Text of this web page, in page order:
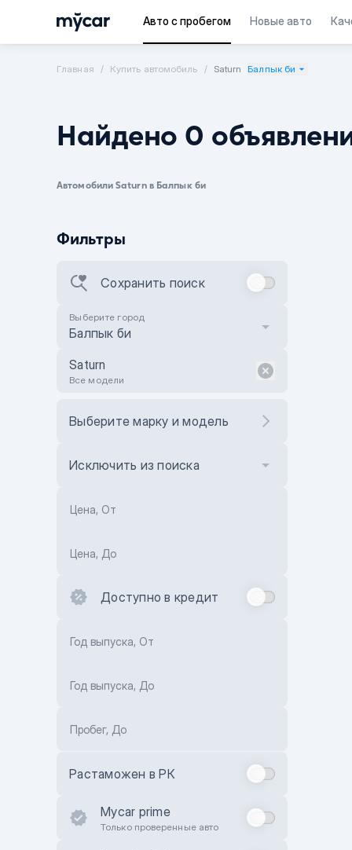
Авто с пробегом Новые авто
Главная Купить автомобиль Saturn Балпык би
Найдено 0
Автомобили Saturn в Балпык би
Фильтры
Сохранить поиск
Выберите город
Балпык би
Saturn
Все модели
Выберите марку и модель
Исключить из поиска
Цена, От
Цена, До
Доступно в кредит
Год выпуска, От
Год выпуска, До
Пробег, До
Растаможен в РК
Mycar prime
Только проверенные авто